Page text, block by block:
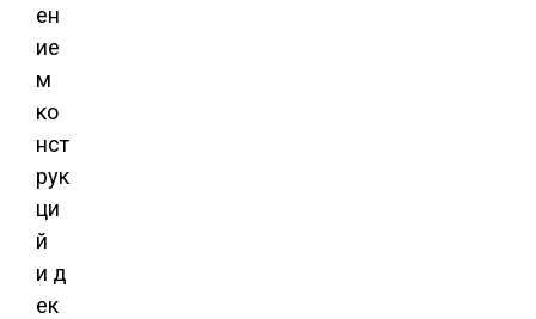
ен
ие
м
ко
нст
рук
ци
й
и д
ек